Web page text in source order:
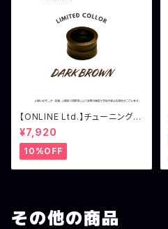
【ONLINE Ltd.】チューニングラ
インローラー シマノ用 ダーク
ブラウン
¥7,920
10%OFF
その他の商品